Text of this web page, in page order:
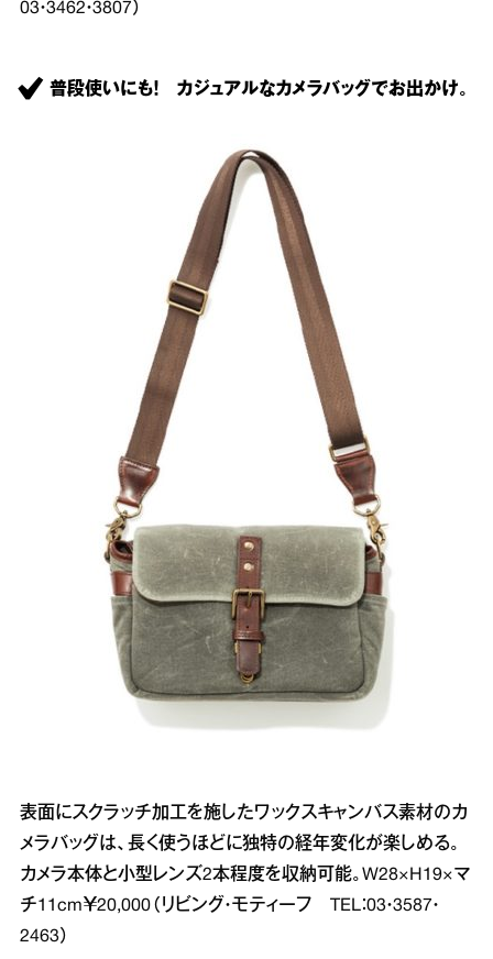
03・3462・3807）
普段使いにも！ カジュアルなカメラバッグでお出かけ。
表面にスクラッチ加工を施したワックスキャンバス素材のカ
メラバッグは、長く使うほどに独特の経年変化が楽しめる。
カメラ本体と小型レンズ2本程度を収納可能。W28×H19×マ
チ11cm￥20,000（リビング・モティーフ TEL：03・3587・
2463）